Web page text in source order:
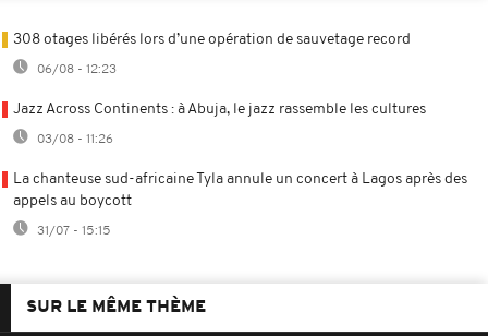
308 otages libérés lors d’une opération de sauvetage record
06/08 - 12:23
Jazz Across Continents : à Abuja, le jazz rassemble les cultures
03/08 - 11:26
La chanteuse sud-africaine Tyla annule un concert à Lagos après des
appels au boycott
31/07 - 15:15
SUR LE MÊME THÈME